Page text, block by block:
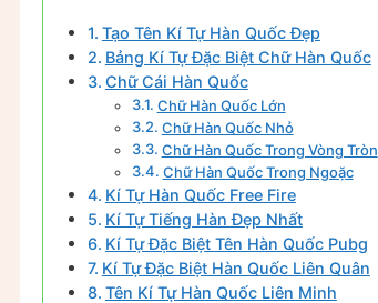
Tạo Tên Kí Tự Hàn Quốc Đẹp
Bảng Kí Tự Đặc Biệt Chữ Hàn Quốc
Chữ Cái Hàn Quốc
Chữ Hàn Quốc Lớn
Chữ Hàn Quốc Nhỏ
Chữ Hàn Quốc Trong Vòng Tròn
Chữ Hàn Quốc Trong Ngoặc
Kí Tự Hàn Quốc Free Fire
Kí Tự Tiếng Hàn Đẹp Nhất
Kí Tự Đặc Biệt Tên Hàn Quốc Pubg
Kí Tự Đặc Biệt Hàn Quốc Liên Quân
Tên Kí Tự Hàn Quốc Liên Minh